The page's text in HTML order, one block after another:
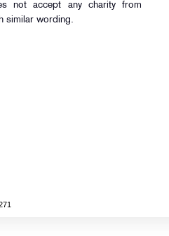
not accept any charity from
similar wording.